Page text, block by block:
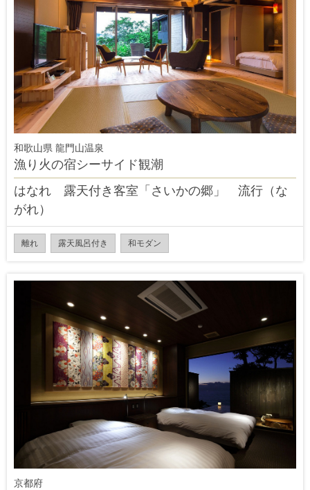
和歌山県 龍門山温泉
漁り火の宿シーサイド観潮
はなれ 露天付き客室「さいかの郷」 流行（な
がれ）
離れ 露天風呂付き 和モダン
京都府